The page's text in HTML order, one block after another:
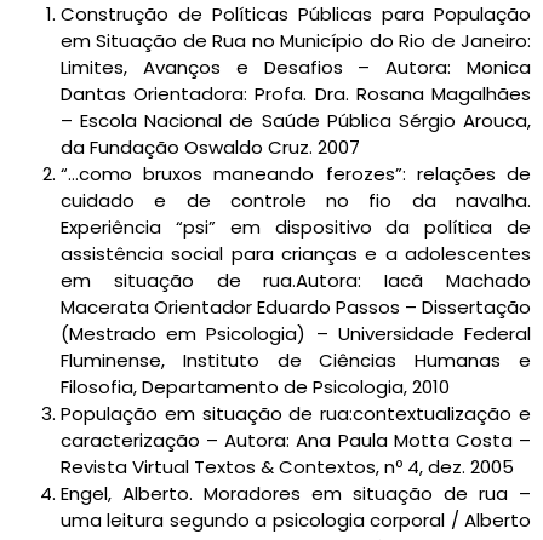
Construção de Políticas Públicas para População
em Situação de Rua no Município do Rio de Janeiro:
Limites, Avanços e Desafios – Autora: Monica
Dantas Orientadora: Profa. Dra. Rosana Magalhães
– Escola Nacional de Saúde Pública Sérgio Arouca,
da Fundação Oswaldo Cruz. 2007
“…como bruxos maneando ferozes”: relações de
cuidado e de controle no fio da navalha.
Experiência “psi” em dispositivo da política de
assistência social para crianças e a adolescentes
em situação de rua.Autora: Iacã Machado
Macerata Orientador Eduardo Passos – Dissertação
(Mestrado em Psicologia) – Universidade Federal
Fluminense, Instituto de Ciências Humanas e
Filosofia, Departamento de Psicologia, 2010
População em situação de rua:contextualização e
caracterização – Autora: Ana Paula Motta Costa –
Revista Virtual Textos & Contextos, nº 4, dez. 2005
Engel, Alberto. Moradores em situação de rua –
uma leitura segundo a psicologia corporal / Alberto